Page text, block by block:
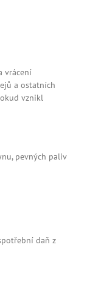
vrácení
a ostatních
vznikl
pevných paliv
daň z